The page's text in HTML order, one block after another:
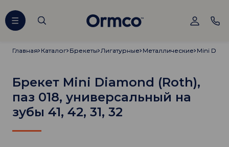
Главная
Главная Каталог
Каталог Брекеты
Брекеты Лигатурные
Лигатурные Металлические
Металлические Mini
Mini
Брекет Mini Diamond (Roth),
паз 018, универсальный на
зубы 41, 42, 31, 32